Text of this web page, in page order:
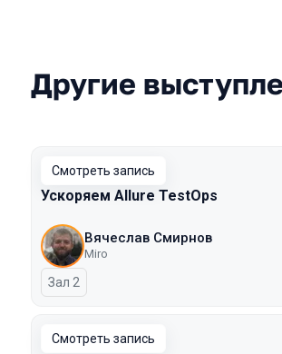
Другие
Смотреть запись
Ускоряем Allure TestOps
Вячеслав Смирнов
Miro
Зал 2
Смотреть запись